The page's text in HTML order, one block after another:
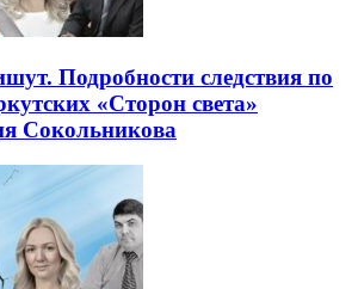
Подробности следствия по
«Сторон света»
Сокольникова